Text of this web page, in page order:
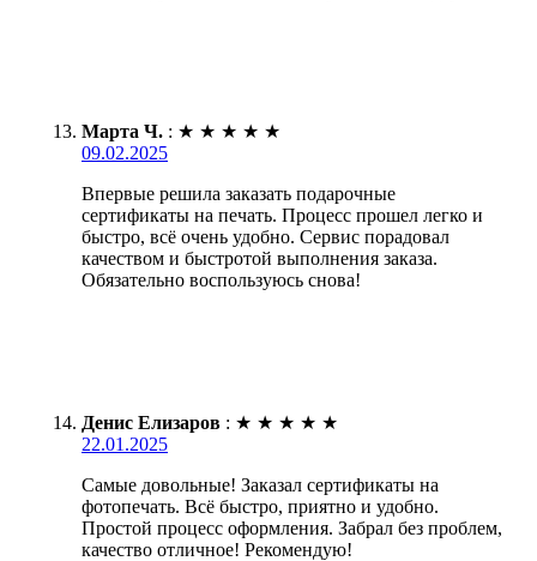
Марта Ч. : ★ ★ ★ ★ ★
09.02.2025
Впервые решила заказать подарочные
сертификаты на печать. Процесс прошел легко и
быстро, всё очень удобно. Сервис порадовал
качеством и быстротой выполнения заказа.
Обязательно воспользуюсь снова!
Денис Елизаров : ★ ★ ★ ★ ★
22.01.2025
Самые довольные! Заказал сертификаты на
фотопечать. Всё быстро, приятно и удобно.
Простой процесс оформления. Забрал без проблем,
качество отличное! Рекомендую!